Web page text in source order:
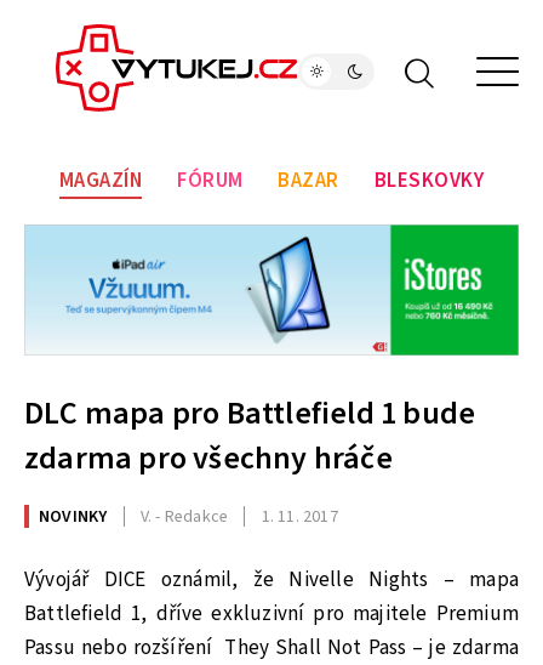
MAGAZÍN FÓRUM BAZAR BLESKOVKY
DLC mapa pro Battlefield 1 bude
zdarma pro všechny hráče
NOVINKY V. - Redakce 1. 11. 2017
Vývojář DICE oznámil, že Nivelle Nights – mapa
Battlefield 1, dříve exkluzivní pro majitele Premium
Passu nebo rozšíření They Shall Not Pass – je zdarma